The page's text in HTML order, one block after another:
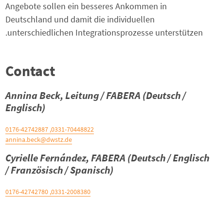
Angebote sollen ein besseres Ankommen in
Deutschland und damit die individuellen
unterschiedlichen Integrationsprozesse unterstützen.
Contact
Annina Beck, Leitung / FABERA (Deutsch /
Englisch)
0331-70448822, 0176-42742887
annina.beck@dwstz.de
Cyrielle Fernández, FABERA (Deutsch / Englisch
/ Französisch / Spanisch)
0331-2008380, 0176-42742780